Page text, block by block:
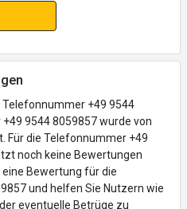
+49 9544
9544 8059857 wurde von
Für die Telefonnummer +49
noch keine Bewertungen
Bewertung für die
und helfen Sie Nutzern wie
eventuelle Betrüge zu